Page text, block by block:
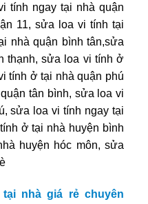
tính ngay tại nhà quận
11, sửa loa vi tính tại
nhà quận bình tân,sửa
thạnh, sửa loa vi tính ở
tính ở tại nhà quận phú
tân bình, sửa loa vi
sửa loa vi tính ngay tại
ở tại nhà huyện bình
huyện hóc môn, sửa
nhà giá rẻ chuyên